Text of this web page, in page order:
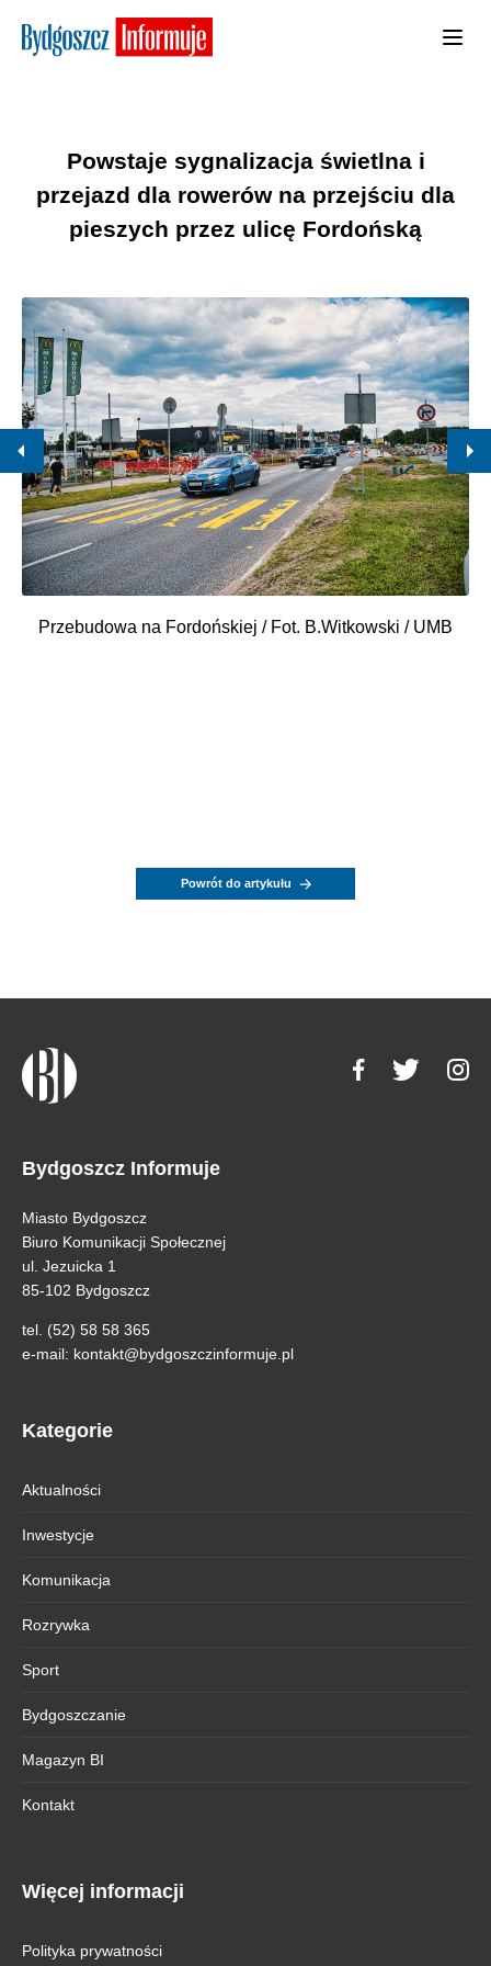
Powstaje sygnalizacja świetlna i
przejazd dla rowerów na przejściu dla
pieszych przez ulicę Fordońską
Przebudowa na Fordońskiej / Fot. B.Witkowski / UMB
Powrót do artykułu
Bydgoszcz Informuje
Miasto Bydgoszcz
Biuro Komunikacji Społecznej
ul. Jezuicka 1
85-102 Bydgoszcz
tel. (52) 58 58 365
e-mail: kontakt@bydgoszczinformuje.pl
Kategorie
Aktualności
Inwestycje
Komunikacja
Rozrywka
Sport
Bydgoszczanie
Magazyn BI
Kontakt
Więcej informacji
Polityka prywatności